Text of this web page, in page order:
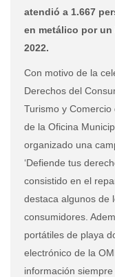
atendió a 1.667
en metálico por un
2022.
Con motivo de la
Derechos del
Turismo y
de la Oficina
organizado una
‘Defiende tus
consistido en el
destaca algunos de
consumidores.
portátiles de playa
electrónico de la
información